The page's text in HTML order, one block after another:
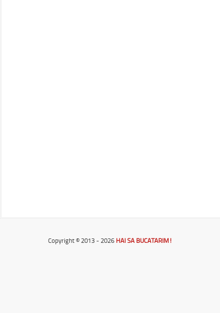
Copyright © 2013 - 2026 HAI SA BUCATARIM!